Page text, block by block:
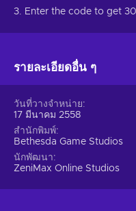
3. Enter the code to get
รายละเอียดอื่น ๆ
วันที่วางจำหน่าย
17 มีนาคม 2558
สำนักพิมพ์
Bethesda Game Studios
นักพัฒนา
ZeniMax Online Studios